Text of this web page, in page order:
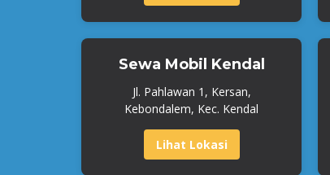
Sewa Mobil Kendal
Jl. Pahlawan 1, Kersan,
Kebondalem, Kec. Kendal
Lihat Lokasi